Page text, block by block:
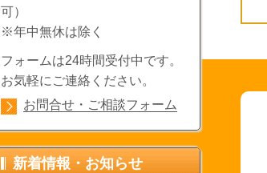
可）
※年中無休は除く
フォームは24時間受付中です。
お気軽にご連絡ください。
お問合せ・ご相談フォーム
新着情報・お知らせ